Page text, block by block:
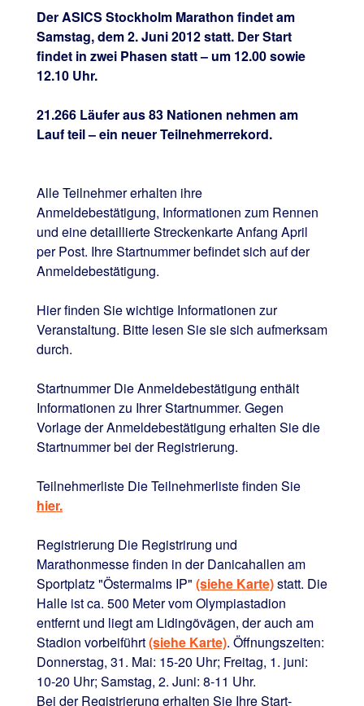
Der ASICS Stockholm Marathon findet am
Samstag, dem 2. Juni 2012 statt. Der Start
findet in zwei Phasen statt – um 12.00 sowie
12.10 Uhr.
21.266 Läufer aus 83 Nationen nehmen am
Lauf teil – ein neuer Teilnehmerrekord.
Alle Teilnehmer erhalten ihre
Anmeldebestätigung, Informationen zum Rennen
und eine detaillierte Streckenkarte Anfang April
per Post. Ihre Startnummer befindet sich auf der
Anmeldebestätigung.
Hier finden Sie wichtige Informationen zur
Veranstaltung. Bitte lesen Sie sie sich aufmerksam
durch.
Startnummer Die Anmeldebestätigung enthält
Informationen zu Ihrer Startnummer. Gegen
Vorlage der Anmeldebestätigung erhalten Sie die
Startnummer bei der Registrierung.
Teilnehmerliste Die Teilnehmerliste finden Sie
hier.
Registrierung Die Registrirung und
Marathonmesse finden in der Danicahallen am
Sportplatz "Östermalms IP" (siehe Karte)statt. Die
Halle ist ca. 500 Meter vom Olympia­stadion
entfernt und liegt am Lidingövägen, der auch am
Stadion vorbeiführt(siehe Karte). Öffnungszeiten:
Donnerstag, 31. Mai: 15-20 Uhr; Freitag, 1. juni:
10-20 Uhr; Samstag, 2. Juni: 8-11 Uhr.
Bei der Registrierung erhalten Sie Ihre Start­